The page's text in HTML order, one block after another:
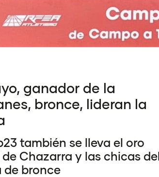
ganador de la
bronce, lideran la
también se lleva el oro
Chazarra y las chicas
de bronce